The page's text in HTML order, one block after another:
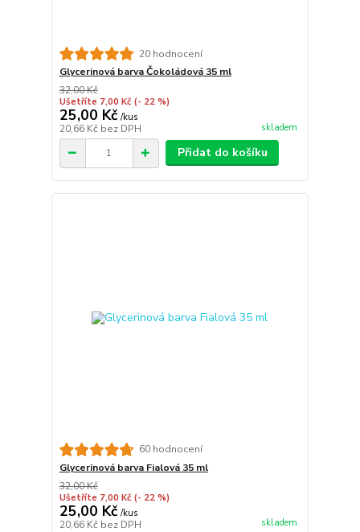
20 hodnocení
Glycerinová barva Čokoládová 35 ml
32,00 Kč
Ušetříte 7,00 Kč (- 22 %)
25,00 Kč /kus
20,66 Kč bez DPH skladem
Přidat do košíku
60 hodnocení
Glycerinová barva Fialová 35 ml
32,00 Kč
Ušetříte 7,00 Kč (- 22 %)
25,00 Kč /kus
20,66 Kč bez DPH skladem